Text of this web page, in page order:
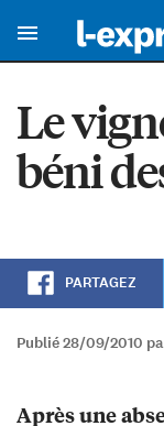
Le
béni
PARTAGEZ
Publié 28/09/2010
Après une